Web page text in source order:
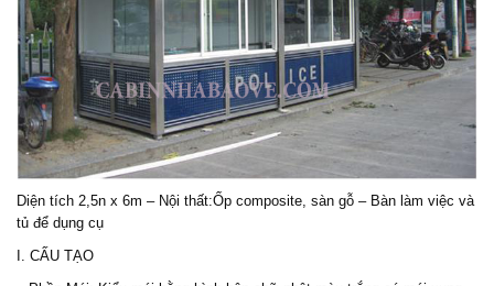
Diện tích 2,5n x 6m – Nội thất:Ốp composite, sàn gỗ – Bàn làm việc và
tủ để dụng cụ
I. CẤU TẠO